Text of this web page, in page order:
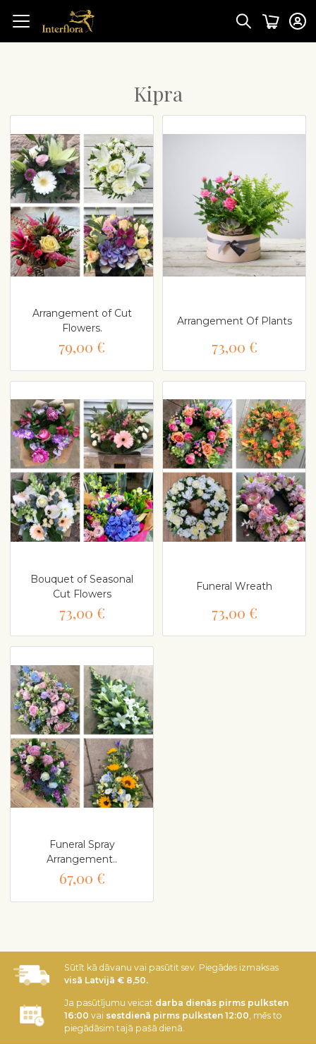
Kipra
Arrangement of Cut
Flowers.
79,00 €
Arrangement Of Plants
73,00 €
Bouquet of Seasonal
Cut Flowers
73,00 €
Funeral Wreath
73,00 €
Funeral Spray
Arrangement..
67,00 €
Sūtīt kā dāvanu vai pasūtit sev. Piegādes izmaksas
visā Latvijā € 8,50.
Ja pasūtījumu veicat darba dienās pirms pulksten
16:00 vai sestdienā pirms pulksten 12:00 , mēs to
piegādāsim tajā pašā dienā.